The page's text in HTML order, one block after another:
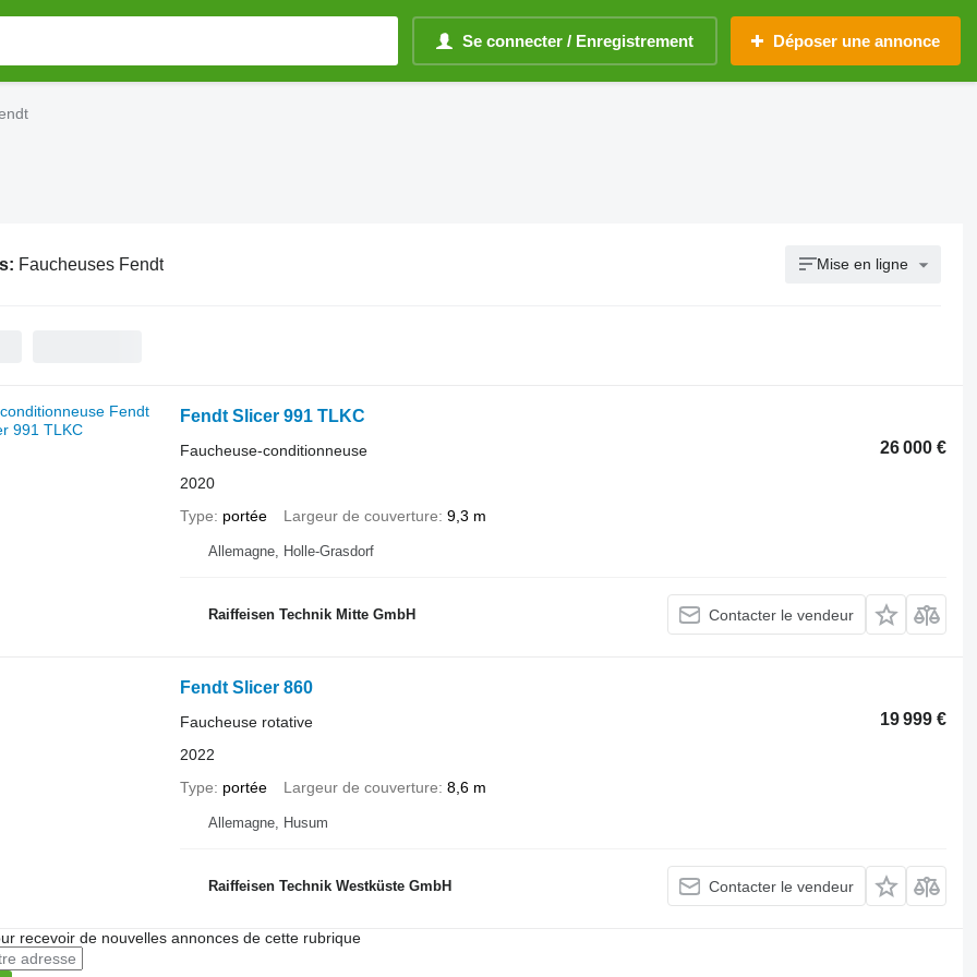
Se connecter / Enregistrement Déposer une annonce
Faucheuses Fendt Mise en ligne
Fendt Slicer 991 TLKC
26 000 €
Faucheuse-conditionneuse
2020
Type
portée Largeur de couverture 9,3 m
Allemagne, Holle-Grasdorf
Raiffeisen Technik Mitte GmbH Contacter le vendeur
Fendt Slicer 860
19 999 €
Faucheuse rotative
2022
Type
portée Largeur de couverture 8,6 m
Allemagne, Husum
Raiffeisen Technik Westküste GmbH Contacter le vendeur
recevoir de nouvelles annonces de cette rubrique